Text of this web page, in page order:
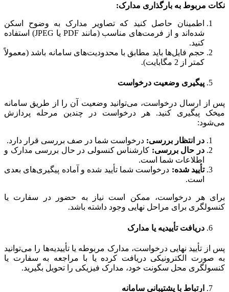
نکات مربوط به بارگذاری مدارک:
اطمینان حاصل کنید که تصاویر مدارک به وضوح اسکن
شده‌اند و از فرمت‌های مناسب (مانند PDF یا JPEG) استفاده
کنید.
حجم فایل‌ها باید مطابق با محدودیت‌های سامانه باشد (معمولاً
کمتر از 2 مگابایت).
پیگیری وضعیت درخواست
پس از ارسال درخواست، می‌توانید وضعیت آن را از طریق سامانه
میخک پیگیری کنید. هر درخواست در چندین مرحله پردازش
می‌شود:
در انتظار بررسی: درخواست شما در صف بررسی قرار دارد.
در حال بررسی: کارشناس کنسولی در حال بررسی مدارک و
اطلاعات شما است.
تأیید شده: درخواست شما تأیید شده و آماده پیگیری‌های بعدی
است.
برای هر درخواست، ممکن است نیاز به حضور در سفارت یا
کنسولگری برای مراحل نهایی وجود داشته باشد.
دریافت تأییدیه یا مدارک
پس از تأیید نهایی درخواست، مدارک مربوطه یا تأییدیه‌ها را می‌توانید
به صورت الکترونیکی دریافت کرده یا با مراجعه به سفارت یا
کنسولگری محل سکونت خود، مدارک فیزیکی را تحویل بگیرید.
ارتباط با پشتیبانی سامانه